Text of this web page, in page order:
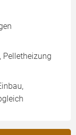
Pelletheizung